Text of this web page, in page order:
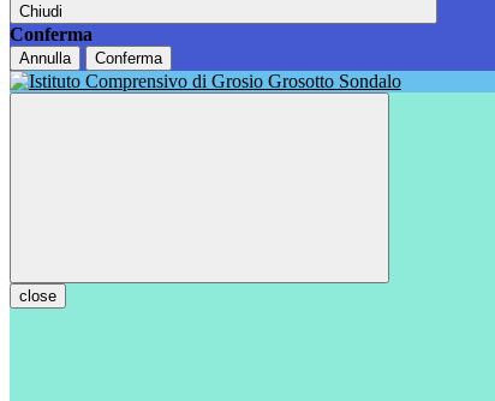
Chiudi
Conferma
Annulla Conferma
close